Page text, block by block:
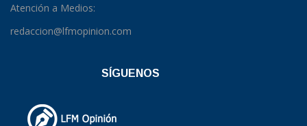
Atención a Medios:
redaccion@lfmopinion.com
SÍGUENOS